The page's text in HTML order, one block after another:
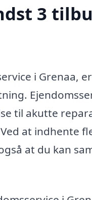
3
i Grenaa,
til akutte
at indhente
at du kan